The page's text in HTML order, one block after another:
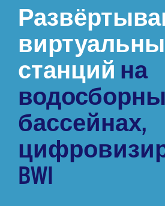
станций на
бассейнах,
BWI